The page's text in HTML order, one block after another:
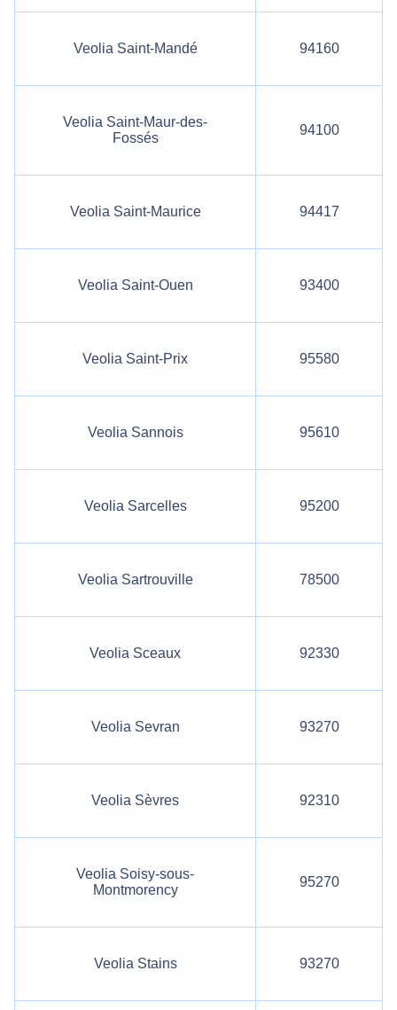
Veolia Saint-Mandé 94160
Veolia Saint-Maur-des-
Fossés
94100
Veolia Saint-Maurice 94417
Veolia Saint-Ouen 93400
Veolia Saint-Prix 95580
Veolia Sannois 95610
Veolia Sarcelles 95200
Veolia Sartrouville 78500
Veolia Sceaux 92330
Veolia Sevran 93270
Veolia Sèvres 92310
Veolia Soisy-sous-
Montmorency
95270
Veolia Stains 93270